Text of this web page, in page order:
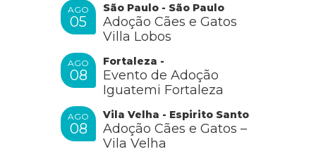
AGO
05
São Paulo - São Paulo
Adoção Cães e Gatos
Villa Lobos
AGO
08
Fortaleza -
Evento de Adoção
Iguatemi Fortaleza
AGO
08
Vila Velha - Espirito Santo
Adoção Cães e Gatos –
Vila Velha